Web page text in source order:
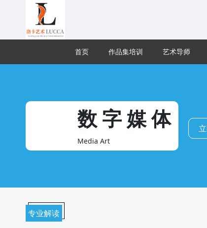
首页 作品集培训 艺术导师
数字媒体
Media Art
专业解读